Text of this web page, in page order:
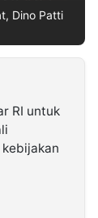
Dino Patti
RI untuk